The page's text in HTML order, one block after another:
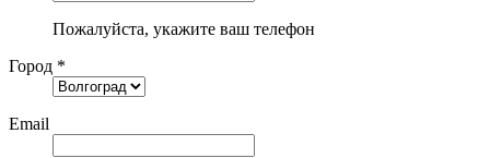
Пожалуйста, укажите ваш телефон
Город *
Email